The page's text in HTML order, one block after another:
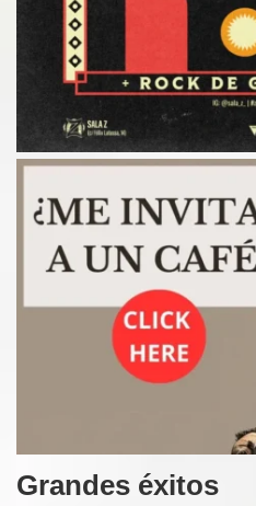
Grandes éxitos